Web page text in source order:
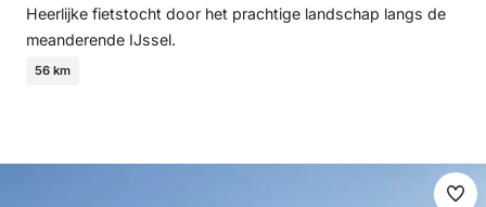
Heerlijke fietstocht door het prachtige landschap langs de
meanderende IJssel.
56 km